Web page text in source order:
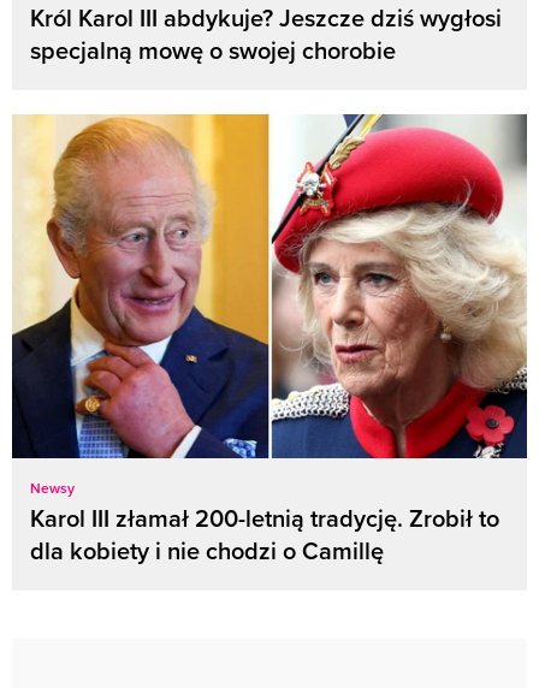
Król Karol III abdykuje? Jeszcze dziś wygłosi
specjalną mowę o swojej chorobie
Newsy
Karol III złamał 200-letnią tradycję. Zrobił to
dla kobiety i nie chodzi o Camillę